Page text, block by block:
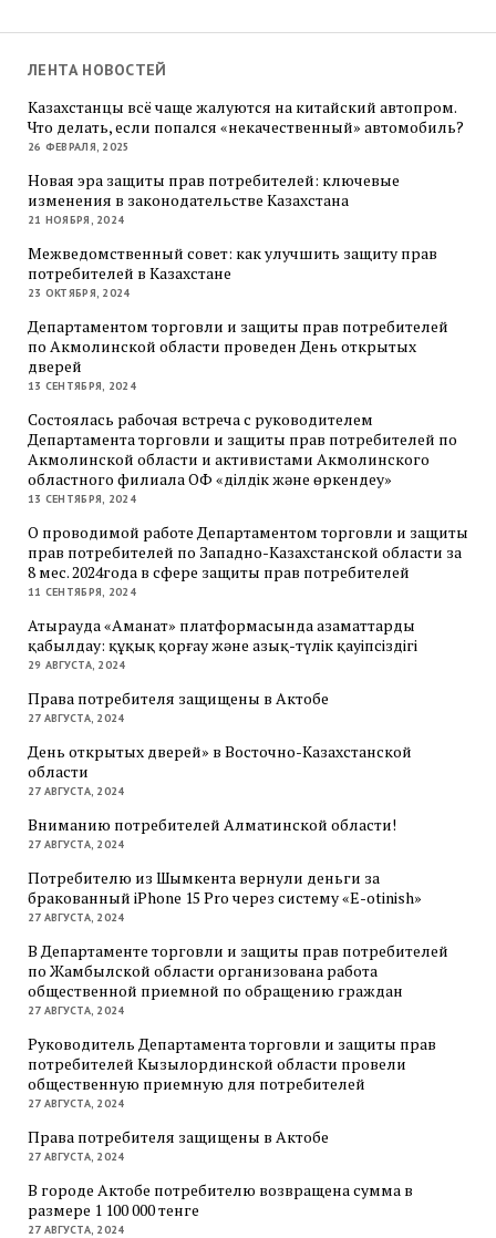
ЛЕНТА НОВОСТЕЙ
Казахстанцы всё чаще жалуются на китайский автопром.
Что делать, если попался «некачественный» автомобиль?
26 ФЕВРАЛЯ, 2025
Новая эра защиты прав потребителей: ключевые
изменения в законодательстве Казахстана
21 НОЯБРЯ, 2024
Межведомственный совет: как улучшить защиту прав
потребителей в Казахстане
23 ОКТЯБРЯ, 2024
Департаментом торговли и защиты прав потребителей
по Акмолинской области проведен День открытых
дверей
13 СЕНТЯБРЯ, 2024
Состоялась рабочая встреча с руководителем
Департамента торговли и защиты прав потребителей по
Акмолинской области и активистами Акмолинского
областного филиала ОФ «Әділдік және өркендеу»
13 СЕНТЯБРЯ, 2024
О проводимой работе Департаментом торговли и защиты
прав потребителей по Западно-Казахстанской области за
8 мес. 2024года в сфере защиты прав потребителей
11 СЕНТЯБРЯ, 2024
Атырауда «Аманат» платформасында азаматтарды
қабылдау: құқық қорғау және азық-түлік қауіпсіздігі
29 АВГУСТА, 2024
Права потребителя защищены в Актобе
27 АВГУСТА, 2024
День открытых дверей» в Восточно-Казахстанской
области
27 АВГУСТА, 2024
Вниманию потребителей Алматинской области!
27 АВГУСТА, 2024
Потребителю из Шымкента вернули деньги за
бракованный iPhone 15 Pro через систему «E-otinish»
27 АВГУСТА, 2024
В Департаменте торговли и защиты прав потребителей
по Жамбылской области организована работа
общественной приемной по обращению граждан
27 АВГУСТА, 2024
Руководитель Департамента торговли и защиты прав
потребителей Кызылординской области провели
общественную приемную для потребителей
27 АВГУСТА, 2024
Права потребителя защищены в Актобе
27 АВГУСТА, 2024
В городе Актобе потребителю возвращена сумма в
размере 1 100 000 тенге
27 АВГУСТА, 2024